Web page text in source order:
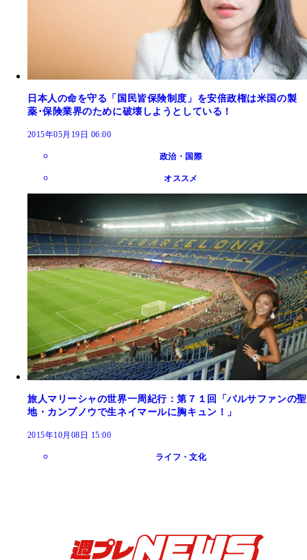
日本人の命を守る「国民皆保険制度」を安倍政権は米国の製
薬･保険業界のために破壊しようとしている！
2015年05月19日 06:00
政治・国際
オススメ
旅人マリーシャの世界一周紀行：第７１回「バルサファンの聖
地・カンプノウで生ネイマールに胸キュン！」
2015年10月08日 15:00
ライフ・文化